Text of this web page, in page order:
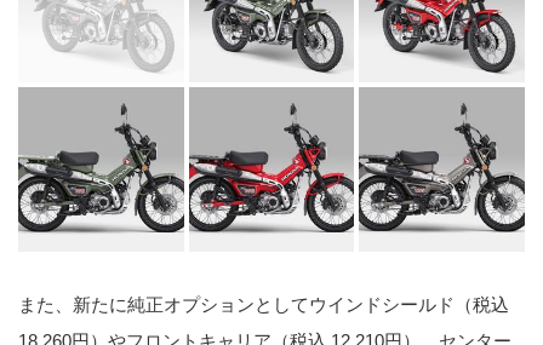
また、新たに純正オプションとしてウインドシールド（税込
18,260円）やフロントキャリア（税込 12,210円）、センター